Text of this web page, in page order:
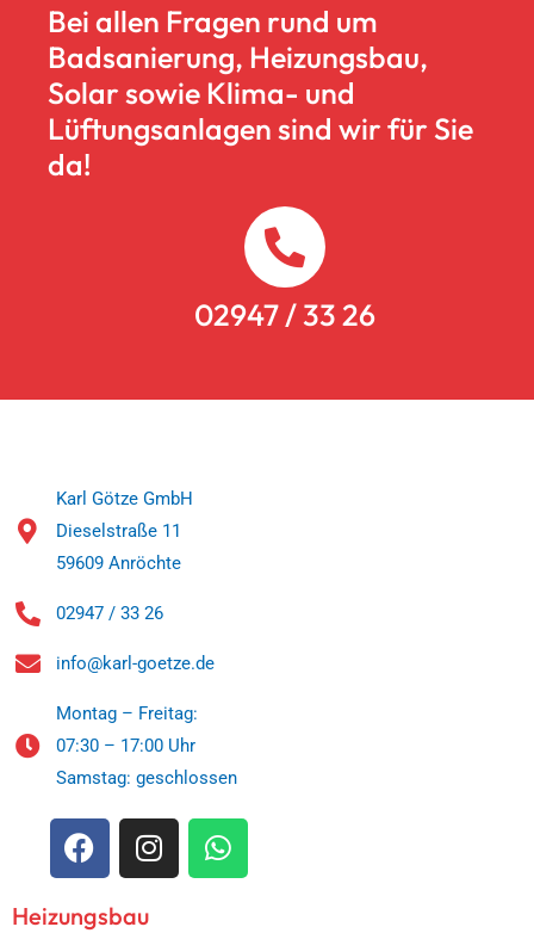
Bei allen Fragen rund um
Badsanierung, Heizungsbau,
Solar sowie Klima- und
Lüftungsanlagen sind wir für Sie
da!
02947 / 33 26
Karl Götze GmbH
Dieselstraße 11
59609 Anröchte
02947 / 33 26
info@karl-goetze.de
Montag – Freitag:
07:30 – 17:00 Uhr
Samstag: geschlossen
Heizungsbau